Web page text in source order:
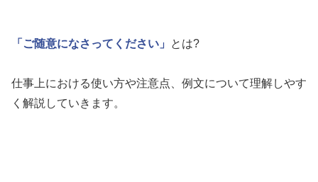
「ご随意になさってください」 とは?
仕事上における使い方や注意点、例文について理解しやす
く解説していきます。